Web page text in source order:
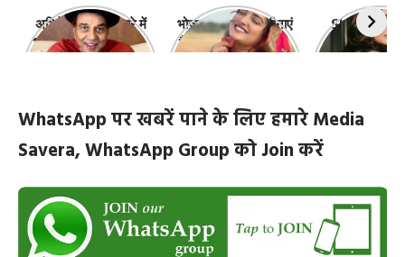
अभिनेता धर्मेंद्र के बारे में
10 रोचक बातें, जिनके बारे
भोजपुरी की ये 10 हसीनाएं
हैं सबसे खूबसूरत | top-
Shefali
‘कांटा लगा
WhatsApp पर खबरें पाने के लिए हमारे Media
Savera, WhatsApp Group को Join करें